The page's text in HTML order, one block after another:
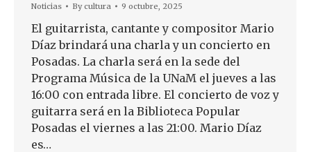
Noticias Bycultura 9 octubre, 2025
El guitarrista, cantante y compositor Mario
Díaz brindará una charla y un concierto en
Posadas. La charla será en la sede del
Programa Música de la UNaM el jueves a las
16:00 con entrada libre. El concierto de voz y
guitarra será en la Biblioteca Popular
Posadas el viernes a las 21:00. Mario Díaz
es…